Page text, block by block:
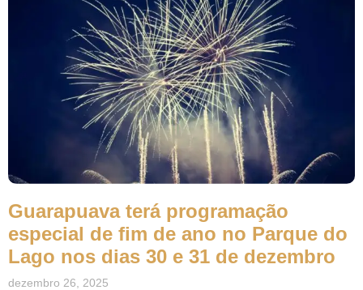
Guarapuava terá programação
especial de fim de ano no Parque do
Lago nos dias 30 e 31 de dezembro
dezembro 26, 2025